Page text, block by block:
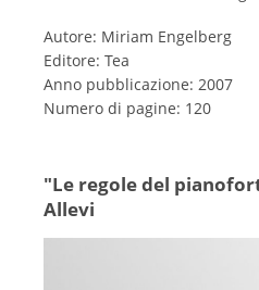
Autore: Miriam Engelberg
Editore: Tea
Anno pubblicazione: 2007
Numero di pagine: 120
"Le regole del
Allevi